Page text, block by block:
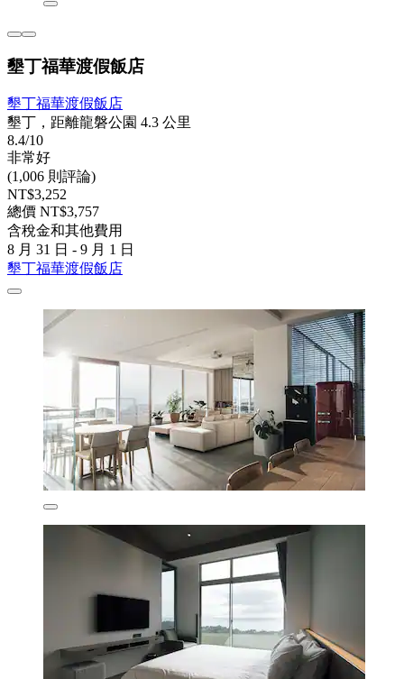
墾丁福華渡假飯店
墾丁福華渡假飯店
墾丁，距離龍磐公園 4.3 公里
8.4/10
非常好
(1,006 則評論)
NT$3,252
總價 NT$3,757
含稅金和其他費用
8 月 31 日 - 9 月 1 日
墾丁福華渡假飯店